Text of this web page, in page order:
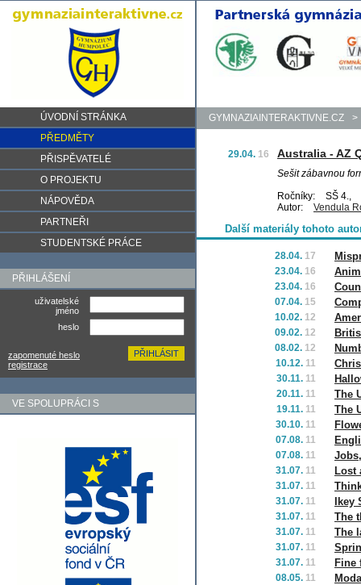
ÚVODNÍ STRÁNKA
PŘEDMĚTY
PŘISPĚVATELÉ
O PROJEKTU
NÁPOVĚDA
PARTNEŘI
STUDENTSKÉ PRÁCE
PŘIHLÁŠENÍ
uživatelské
jméno
heslo
zapomenuté heslo
registrace
VE SPOLUPRÁCI S
GYMNAZIAINTERAKTIVNE.CZ >
29.04. 16 Australia - AZ
Sešit zábavnou
Ročníky:
SŠ 4.,
Autor:
Vendula
Další materiály tohoto
28.04. 17
23.04. 16
23.04. 16
07.04. 15
10.02. 12
09.02. 12
08.02. 12
10.12. 11
30.11. 11
20.11. 11 The
19.11. 11 The
30.10. 11
07.08. 11
07.08. 11
31.07. 11 Lost
31.07. 11
31.07. 11
31.07. 11 The
31.07. 11 The
31.07. 11
31.07. 11 Fine
08.05. 11